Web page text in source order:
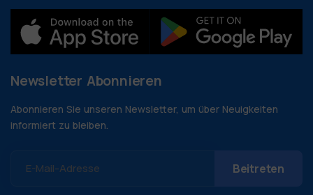
Newsletter Abonnieren
Abonnieren Sie unseren Newsletter, um über Neuigkeiten
informiert zu bleiben.
E-Mail-Adresse